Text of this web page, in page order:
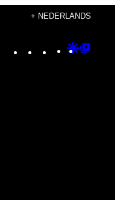
+ NEDERLANDS
Instagram
TikTok
YouTube
Google